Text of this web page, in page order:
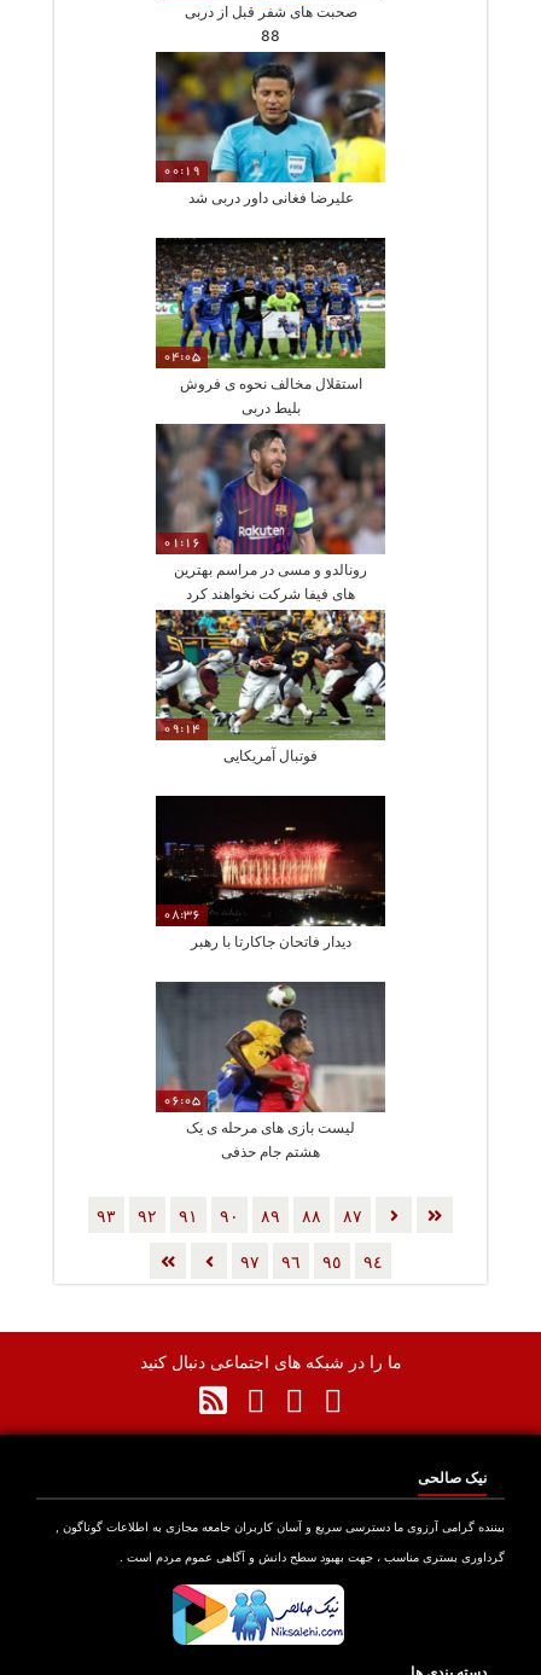
صحبت های شفر قبل از دربی
88
00:19
علیرضا فغانی داور دربی شد
04:05
استقلال مخالف نحوه ی فروش
بلیط دربی
01:16
رونالدو و مسی در مراسم بهترین
های فیفا شرکت نخواهند کرد
09:14
فوتبال آمریکایی
08:36
دیدار فاتحان جاکارتا با رهبر
06:05
لیست بازی های مرحله ی یک
هشتم جام حذفی
٨٧ ٨٨ ٨٩ ٩٠ ٩١ ٩٢ ٩٣
٩٤ ٩٥ ٩٦ ٩٧
ما را در شبکه های اجتماعی دنبال کنید
نیک صالحی
بیننده گرامی آرزوی ما دسترسی سریع و آسان کاربران جامعه مجازی به اطلاعات گوناگون ,
گرداوری بستری مناسب ، جهت بهبود سطح دانش و آگاهی عموم مردم است .